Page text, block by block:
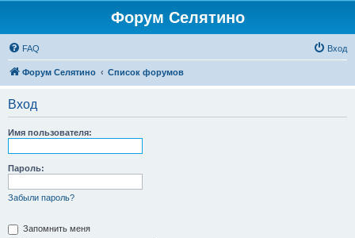
Форум Селятино
FAQ Вход
Форум Селятино Список форумов
Вход
Имя пользователя:
Пароль:
Забыли пароль?
Запомнить меня